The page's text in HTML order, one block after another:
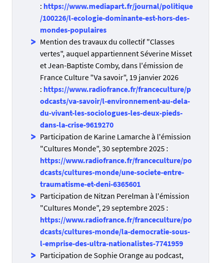
: https://www.mediapart.fr/journal/politique
/100226/l-ecologie-dominante-est-hors-des-
mondes-populaires
Mention des travaux du collectif "Classes
vertes", auquel appartiennent Séverine Misset
et Jean-Baptiste Comby, dans l'émission de
France Culture "Va savoir", 19 janvier 2026
: https://www.radiofrance.fr/franceculture/p
odcasts/va-savoir/l-environnement-au-dela-
du-vivant-les-sociologues-les-deux-pieds-
dans-la-crise-9619270
Participation de Karine Lamarche à l'émission
"Cultures Monde", 30 septembre 2025 :
https://www.radiofrance.fr/franceculture/po
dcasts/cultures-monde/une-societe-entre-
traumatisme-et-deni-6365601
Participation de Nitzan Perelman à l'émission
"Cultures Monde", 29 septembre 2025 :
https://www.radiofrance.fr/franceculture/po
dcasts/cultures-monde/la-democratie-sous-
l-emprise-des-ultra-nationalistes-7741959
Participation de Sophie Orange au podcast,